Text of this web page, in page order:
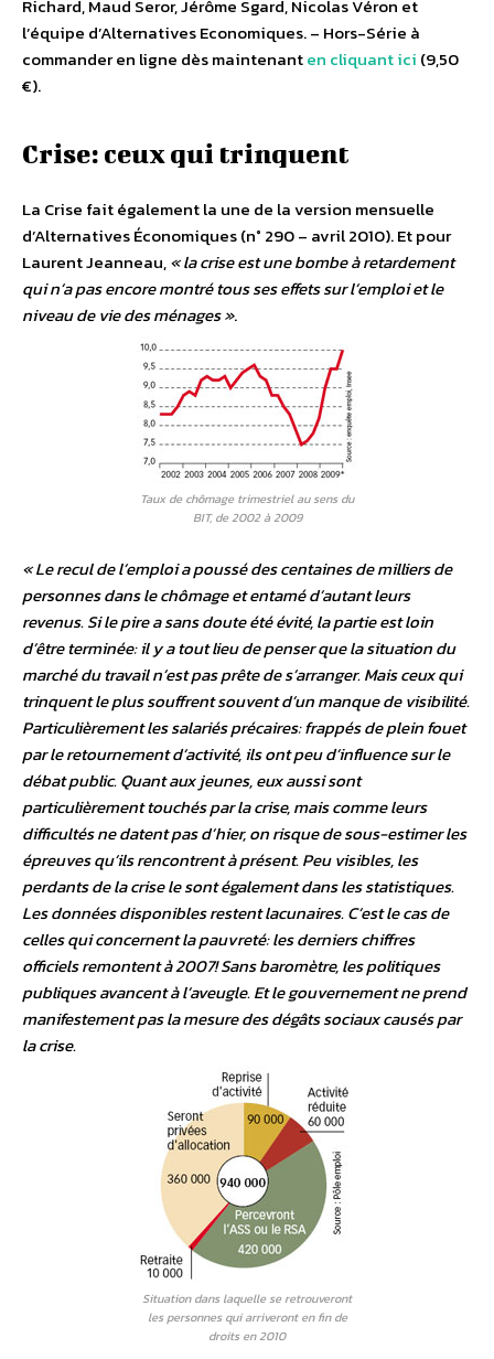
Richard, Maud Seror, Jérôme Sgard, Nicolas Véron et
l’équipe d’Alternatives Economiques. – Hors-Série à
commander en ligne dès maintenanten cliquant ici (9,50
€).
Crise: ceux qui trinquent
La Crise fait également la une de la version mensuelle
d’Alternatives Économiques (n° 290 – avril 2010). Et pour
Laurent Jeanneau,« la crise est une bombe à retardement
qui n’a pas encore montré tous ses effets sur l’emploi et le
niveau de vie des ménages ».
Taux de chômage trimestriel au sens du
BIT, de 2002 à 2009
« Le recul de l’emploi a poussé des centaines de milliers de
personnes dans le chômage et entamé d’autant leurs
revenus. Si le pire a sans doute été évité, la partie est loin
d’être terminée: il y a tout lieu de penser que la situation du
marché du travail n’est pas prête de s’arranger. Mais ceux qui
trinquent le plus souffrent souvent d’un manque de visibilité.
Particulièrement les salariés précaires: frappés de plein fouet
par le retournement d’activité, ils ont peu d’influence sur le
débat public. Quant aux jeunes, eux aussi sont
particulièrement touchés par la crise, mais comme leurs
difficultés ne datent pas d’hier, on risque de sous-estimer les
épreuves qu’ils rencontrent à présent. Peu visibles, les
perdants de la crise le sont également dans les statistiques.
Les données disponibles restent lacunaires. C’est le cas de
celles qui concernent la pauvreté: les derniers chiffres
officiels remontent à 2007! Sans baromètre, les politiques
publiques avancent à l’aveugle. Et le gouvernement ne prend
manifestement pas la mesure des dégâts sociaux causés par
la crise.
Situation dans laquelle se retrouveront
les personnes qui arriveront en fin de
droits en 2010